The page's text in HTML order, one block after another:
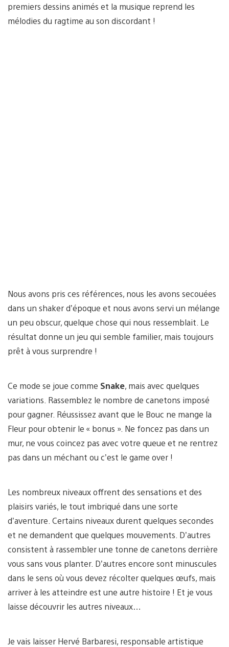
premiers dessins animés et la musique reprend les
mélodies du ragtime au son discordant !
Nous avons pris ces références, nous les avons secouées
dans un shaker d’époque et nous avons servi un mélange
un peu obscur, quelque chose qui nous ressemblait. Le
résultat donne un jeu qui semble familier, mais toujours
prêt à vous surprendre !
Ce mode se joue comme Snake, mais avec quelques
variations. Rassemblez le nombre de canetons imposé
pour gagner. Réussissez avant que le Bouc ne mange la
Fleur pour obtenir le « bonus ». Ne foncez pas dans un
mur, ne vous coincez pas avec votre queue et ne rentrez
pas dans un méchant ou c’est le game over !
Les nombreux niveaux offrent des sensations et des
plaisirs variés, le tout imbriqué dans une sorte
d’aventure. Certains niveaux durent quelques secondes
et ne demandent que quelques mouvements. D’autres
consistent à rassembler une tonne de canetons derrière
vous sans vous planter. D’autres encore sont minuscules
dans le sens où vous devez récolter quelques œufs, mais
arriver à les atteindre est une autre histoire ! Et je vous
laisse découvrir les autres niveaux…
Je vais laisser Hervé Barbaresi, responsable artistique